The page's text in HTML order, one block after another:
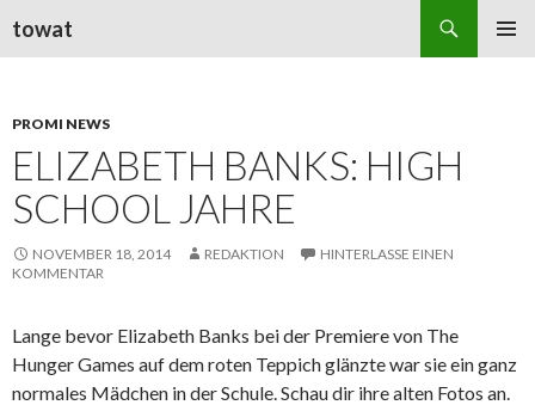
towat
PROMI NEWS
ELIZABETH BANKS: HIGH
SCHOOL JAHRE
NOVEMBER 18, 2014 REDAKTION
HINTERLASSE EINEN
KOMMENTAR
Lange bevor Elizabeth Banks bei der Premiere von The
Hunger Games auf dem roten Teppich glänzte war sie ein ganz
normales Mädchen in der Schule. Schau dir ihre alten Fotos an.